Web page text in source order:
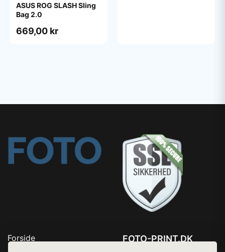
ASUS ROG SLASH Sling
Bag 2.0
669,00 kr
Forside
FOTO-PRINT.DK